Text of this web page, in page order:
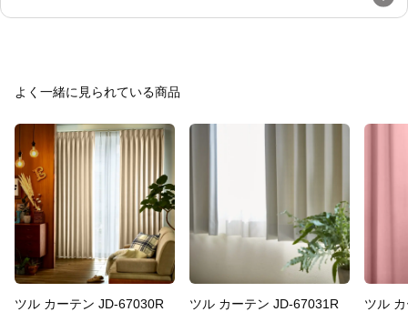
よく一緒に見られている商品
ツル カーテン JD-67030R
ツル カーテン JD-67031R
ツル